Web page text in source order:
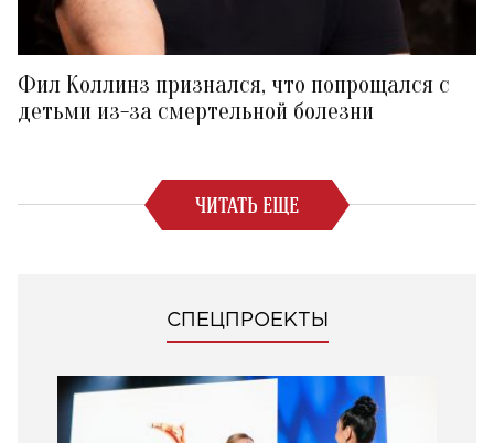
Фил Коллинз признался, что попрощался с
детьми из-за смертельной болезни
ЧИТАТЬ ЕЩЕ
СПЕЦПРОЕКТЫ